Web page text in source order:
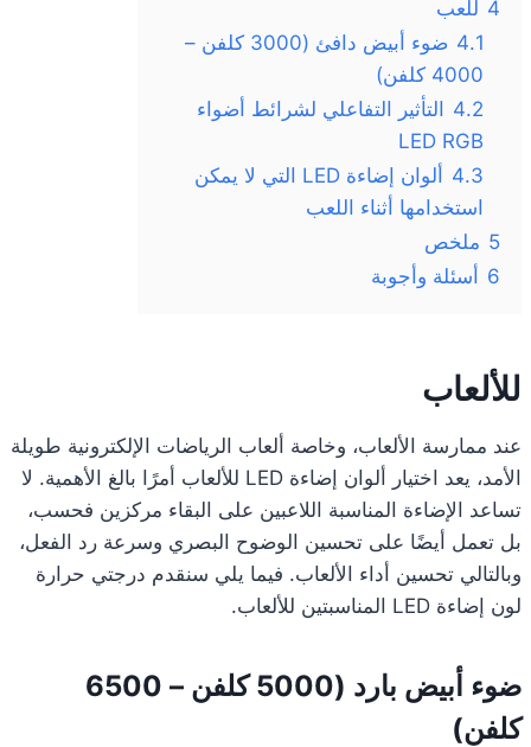
4 للعب
4.1
ضوء أبيض دافئ (3000 كلفن –
4000 كلفن)
4.2
التأثير التفاعلي لشرائط أضواء
LED RGB
4.3
ألوان إضاءة LED التي لا يمكن
استخدامها أثناء اللعب
5 ملخص
6
أسئلة وأجوبة
للألعاب
عند ممارسة الألعاب، وخاصة ألعاب الرياضات الإلكترونية طويلة
الأمد، يعد اختيار ألوان إضاءة LED للألعاب أمرًا بالغ الأهمية. لا
تساعد الإضاءة المناسبة اللاعبين على البقاء مركزين فحسب،
بل تعمل أيضًا على تحسين الوضوح البصري وسرعة رد الفعل،
وبالتالي تحسين أداء الألعاب. فيما يلي سنقدم درجتي حرارة
لون إضاءة LED المناسبتين للألعاب.
ضوء أبيض بارد (5000 كلفن – 6500
كلفن)